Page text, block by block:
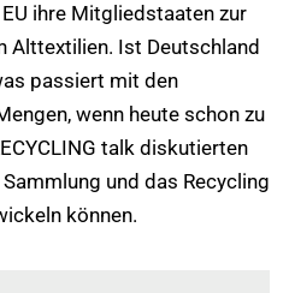
ihre Mitgliedstaaten zur
Alttextilien. Ist Deutschland
passiert mit den
wenn heute schon zu
talk diskutierten
und das Recycling
können.